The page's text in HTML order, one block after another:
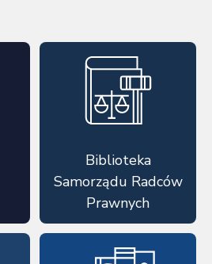
Biblioteka
Samorządu Radców
Prawnych